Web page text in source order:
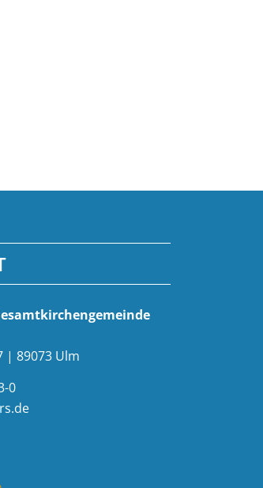
| 89073 Ulm
0